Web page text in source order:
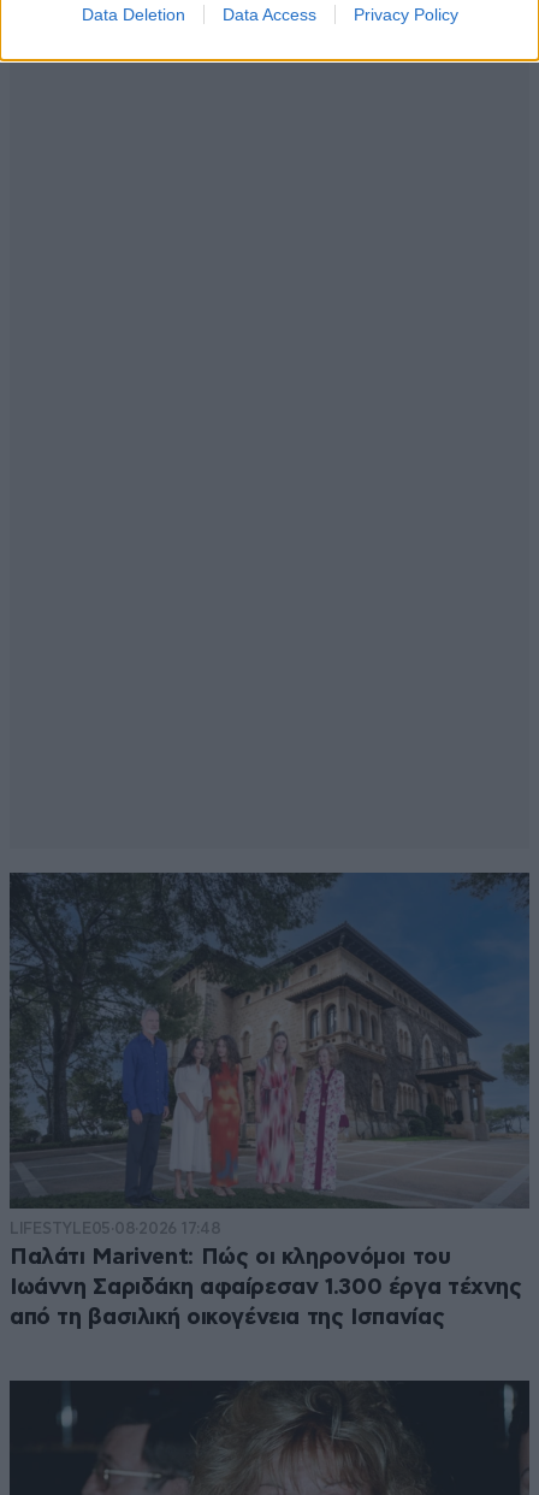
Data Deletion Data Access Privacy Policy
LIFESTYLE05·08·2026 17:48
Παλάτι Marivent: Πώς οι κληρονόμοι του
Ιωάννη Σαριδάκη αφαίρεσαν 1.300 έργα τέχνης
από τη βασιλική οικογένεια της Ισπανίας